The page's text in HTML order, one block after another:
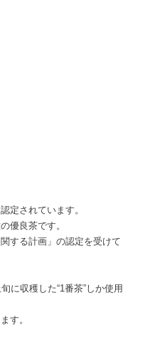
定されています。
優良茶です。
する計画」の認定を受けて
に収穫した“1番茶”しか使用
す。